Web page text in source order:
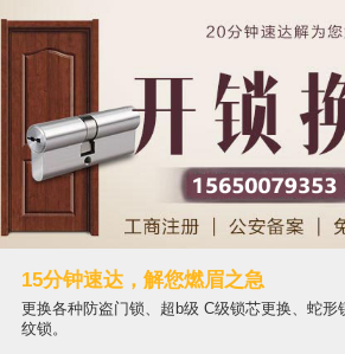
15分钟速达，解您燃眉之急
更换各种防盗门锁、超b级 C级锁芯更换、蛇形
纹锁。